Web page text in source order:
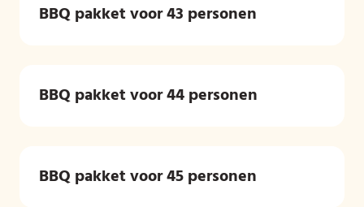
BBQ pakket voor 43 personen
BBQ pakket voor 44 personen
BBQ pakket voor 45 personen